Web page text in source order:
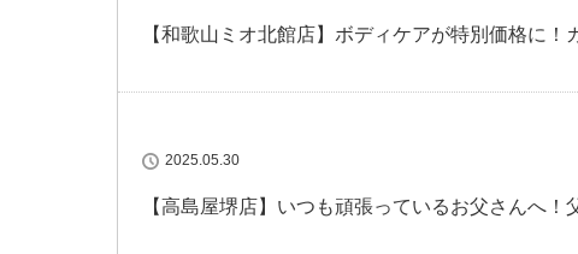
【和歌山ミオ北館店】ボディケアが特別価格に！
2025.05.30
【高島屋堺店】いつも頑張っているお父さんへ！